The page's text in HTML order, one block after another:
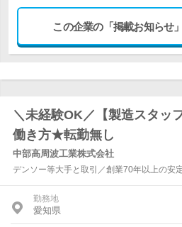
この企業の「掲載お知らせ
＼未経験OK／【製造スタッ
働き方★転勤無し
中部高周波工業株式会社
デンソー等大手と取引／創業70年以上の安
勤務地
愛知県